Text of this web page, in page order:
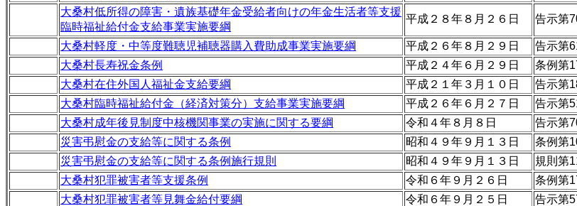
大桑村低所得の障害・遺族基礎年金受給者向けの年金生活者等支援
臨時福祉給付金支給事業実施要綱
平成２８年８月２６日 告示第
大桑村軽度・中等度難聴児補聴器購入費助成事業実施要綱 平成２６年８月２９日
告示第
大桑村長寿祝金条例
平成２４年６月２９日
条例第
大桑村在住外国人福祉金支給要綱
平成２１年３月１０日
告示第
大桑村臨時福祉給付金（経済対策分）支給事業実施要綱
平成２６年６月２７日
告示第
大桑村成年後見制度中核機関事業の実施に関する要綱
令和４年８月８日
告示第
災害弔慰金の支給等に関する条例
昭和４９年９月１３日
条例第
災害弔慰金の支給等に関する条例施行規則
昭和４９年９月１３日
規則第
大桑村犯罪被害者等支援条例
令和６年９月２６日
条例第
大桑村犯罪被害者等見舞金給付要綱
令和６年９月２５日
告示第